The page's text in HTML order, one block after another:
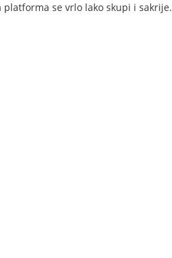
se vrlo lako skupi i sakrije.